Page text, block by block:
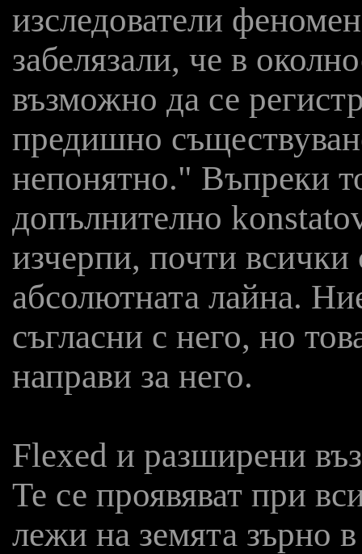
изследователи
забелязали, че в
възможно да се
предишно
непонятно." Въпреки
допълнително
изчерпи, почти
абсолютната лайна.
съгласни с него, но
направи за него.
Flexed и разширени
Те се проявяват при
лежи на земята зърно